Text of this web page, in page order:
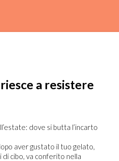
a resistere
dove si butta l’incarto
aver gustato il tuo gelato,
di cibo, va conferito nella